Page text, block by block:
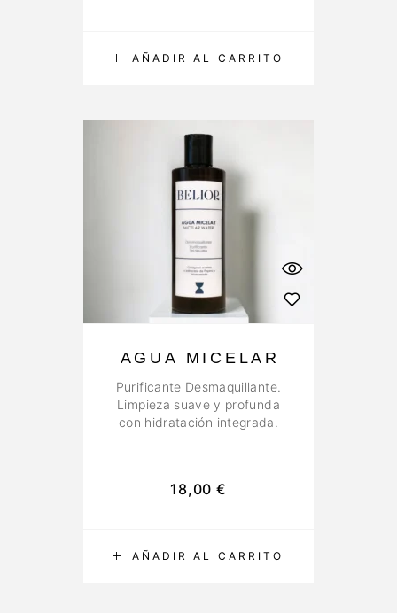
AÑADIR AL CARRITO
AÑADIR AL CARRITO
AGUA MICELAR
Purificante Desmaquillante.
Limpieza suave y profunda
con hidratación integrada.
18,00 €